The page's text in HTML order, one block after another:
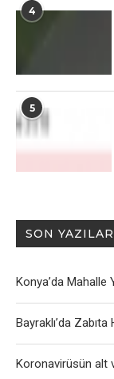
4
5
SON YAZILAR
Konya’da Mahalle
Bayraklı’da Zabıta
Koronavirüsün alt